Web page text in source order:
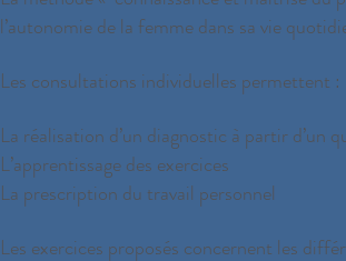
l’autonomie de la femme dans sa vie
Les consultations individuelles permettent :
La réalisation d’un diagnostic à partir d’un
L’apprentissage des exercices
La prescription du travail personnel
Les exercices proposés concernent les